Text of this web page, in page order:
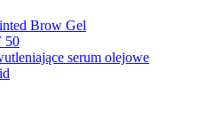
Brow Gel
50
serum olejowe